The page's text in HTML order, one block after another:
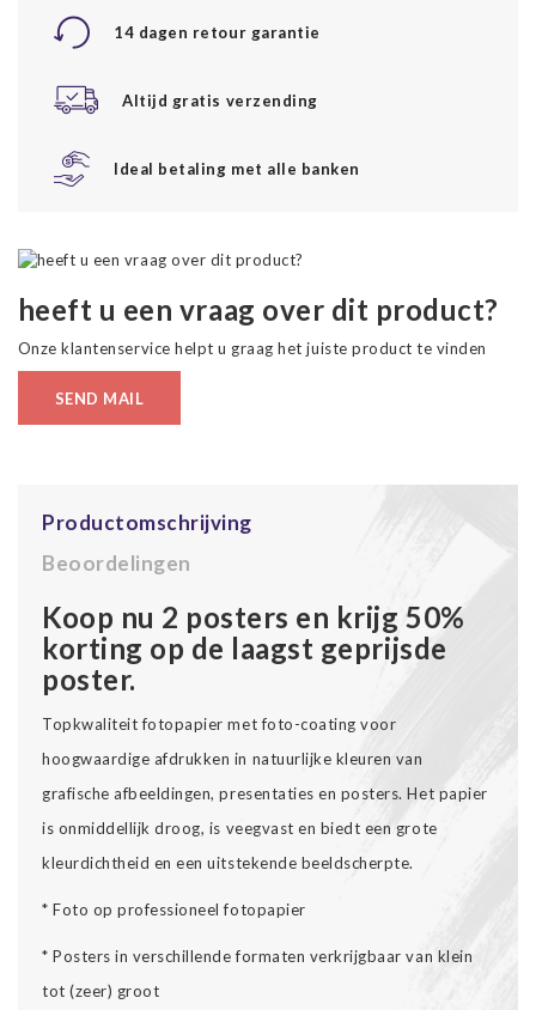
14 dagen retour garantie
Altijd gratis verzending
Ideal betaling met alle banken
heeft u een vraag over dit product?
Onze klantenservice helpt u graag het juiste product te vinden
SEND MAIL
Productomschrijving
Beoordelingen
Koop nu 2 posters en krijg 50%
korting op de laagst geprijsde
poster.
Topkwaliteit fotopapier met foto-coating voor
hoogwaardige afdrukken in natuurlijke kleuren van
grafische afbeeldingen, presentaties en posters. Het papier
is onmiddellijk droog, is veegvast en biedt een grote
kleurdichtheid en een uitstekende beeldscherpte.
* Foto op professioneel fotopapier
* Posters in verschillende formaten verkrijgbaar van klein
tot (zeer) groot